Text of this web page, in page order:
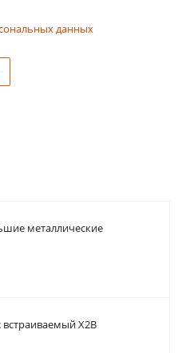
данных
металлические
встраиваемый X2В